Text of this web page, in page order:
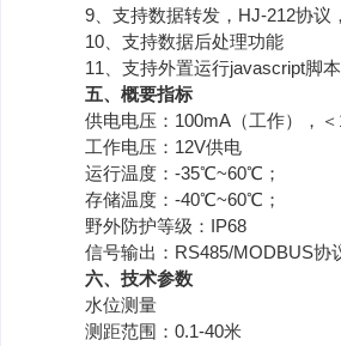
9、支持数据转发，HJ-212协议，
10、支持数据后处理功能
11、支持外置运行javascript脚本
五、概要指标
供电电压：100mA（工作），＜
工作电压：12V供电
运行温度：-35℃~60℃；
存储温度：-40℃~60℃；
野外防护等级：IP68
信号输出：RS485/MODBUS协
六、技术参数
水位测量
测距范围：0.1-40米